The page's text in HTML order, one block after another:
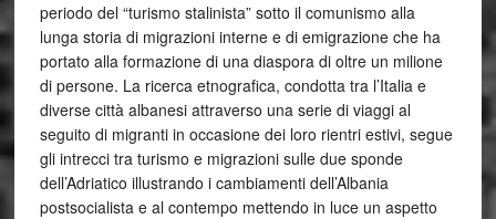
periodo del “turismo stalinista” sotto il comunismo alla
lunga storia di migrazioni interne e di emigrazione che ha
portato alla formazione di una diaspora di oltre un milione
di persone. La ricerca etnografica, condotta tra l’Italia e
diverse città albanesi attraverso una serie di viaggi al
seguito di migranti in occasione dei loro rientri estivi, segue
gli intrecci tra turismo e migrazioni sulle due sponde
dell’Adriatico illustrando i cambiamenti dell’Albania
postsocialista e al contempo mettendo in luce un aspetto